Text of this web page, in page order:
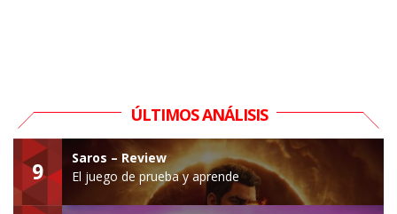
ÚLTIMOS ANÁLISIS
9
Saros – Review
El juego de prueba y aprende